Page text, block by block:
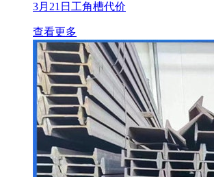
3月21日工角槽代价
查看更多